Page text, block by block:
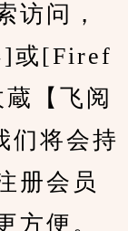
访问，
]或[Firef
【飞阅
们将会持
册会员
方便。